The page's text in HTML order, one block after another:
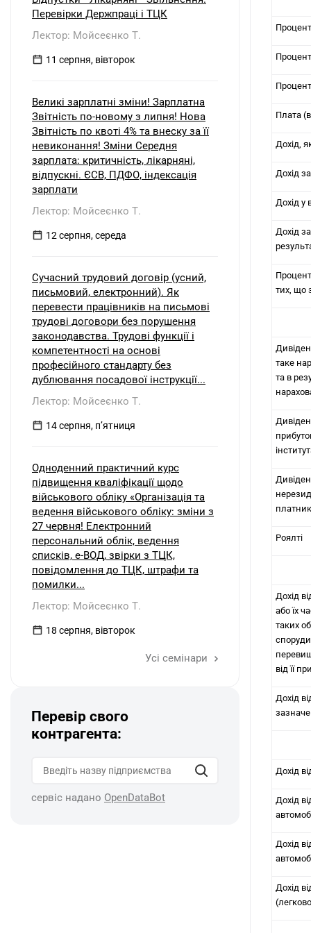
Плата
Дохід,
Дохід
Дохід у
Дохід
тих, що
таке
та в
Роялті
Дохід
або їх
таких
від її
Дохід
Дохід
Дохід
Дохід
Дохід
виплачується вже на загальній
системі? Які особливості
оподаткування та утримання
виникають, якщо материнська
Перевірки Держпраці і ТЦК
Лектор: Мойсеєнко Т.
11 серпня, вівторок
Великі зарплатні зміни! Зарплатна
Звітність по-новому з липня! Нова
Звітність по квоті 4% та внеску за її
невиконання! Зміни Середня
зарплата: критичність, лікарняні,
відпускні. ЄСВ, ПДФО, індексація
зарплати
Лектор: Мойсеєнко Т.
12 серпня, середа
Сучасний трудовий договір (усний,
письмовий, електронний). Як
перевести працівників на письмові
трудові договори без порушення
законодавства. Трудові функції і
компетентності на основі
професійного стандарту без
дублювання посадової інструкції...
Лектор: Мойсеєнко Т.
14 серпня, пʼятниця
Одноденний практичний курс
підвищення кваліфікації щодо
військового обліку «Організація та
ведення військового обліку: зміни з
27 червня! Електронний
персональний облік, ведення
списків, е-ВОД, звірки з ТЦК,
повідомлення до ТЦК, штрафи та
помилки...
Лектор: Мойсеєнко Т.
18 серпня, вівторок
Усі семінари
Перевір свого
контрагента:
сервіс надано OpenDataBot